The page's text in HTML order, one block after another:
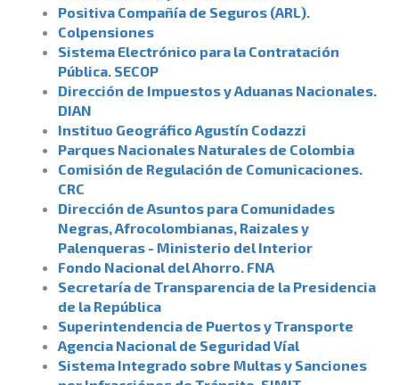
Positiva Compañía de Seguros (ARL).
Colpensiones
Sistema Electrónico para la Contratación
Pública. SECOP
Dirección de Impuestos y Aduanas Nacionales.
DIAN
Instituo Geográfico Agustín Codazzi
Parques Nacionales Naturales de Colombia
Comisión de Regulación de Comunicaciones.
CRC
Dirección de Asuntos para Comunidades
Negras, Afrocolombianas, Raizales y
Palenqueras - Ministerio del Interior
Fondo Nacional del Ahorro. FNA
Secretaría de Transparencia de la Presidencia
de la República
Superintendencia de Puertos y Transporte
Agencia Nacional de Seguridad Víal
Sistema Integrado sobre Multas y Sanciones